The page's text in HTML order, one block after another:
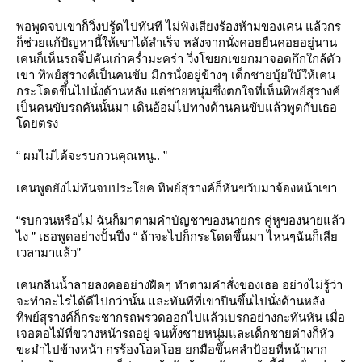
พอพูดจบเขาก็วิ่งปรู้ดไปทันที ไม่ฟังเสียงร้องห้ามของเคน แล้วกร
ก็ช่วยแก้ปัญหานี้ให้เขาได้สำเร็จ หลังจากนั่งคอยยืนคอยอยู่นาน
เคนก็เห็นรถจิ๊ปคันเก่าคร่ำมะคร่า วิ่งโขยกเขยกมาจอดกึกใกล้ตัว
เขา ทิพย์สุรางค์เป็นคนขับ มีกรนั่งอยู่ข้างๆ เด็กชายบุ้ยใบ้ให้เคน
กระโดดขึ้นไปนั่งด้านหลัง แต่ชายหนุ่มซึ่งตกใจที่เห็นทิพย์สุรางค์
เป็นคนขับรถคันนั้นมา เดินอ้อมไปทางด้านคนขับแล้วพูดกับเธอ
ดยตรง
“ ผมไม่ได้จะรบกวนคุณหนู.. ”
เคนพูดยังไม่ทันจบประโยค ทิพย์สุรางค์ก็หันขวับมาจ้องหน้าเขา
“รบกวนหรือไม่ ฉันก็มาตามคำบัญชาของนายกร คู่หูของนายแล้ว
ไง ” เธอพูดอย่างปั้นปึ่ง “ ถ้าจะไปก็กระโดดขึ้นมา ไหนๆฉันก็เสี
เวลามาแล้ว”
เคนกลืนน้ำลายลงคออย่างฝืดๆ ทำตามคำสั่งของเธอ อย่างไม่รู้ว่า
จะทำอะไรได้ดีไปกว่านั้น และทันทีที่เขาปีนขึ้นไปนั่งด้านหลัง
ทิพย์สุรางค์ก็กระชากรถพรวดออกไปแล้วเบรกอย่างกะทันหัน เมื่อ
เจอตอไม้ที่ขวางหน้ารถอยู่ จนทั้งชายหนุ่มและเด็กชายต่างก็หัว
ขะมำไปข้างหน้า กรร้องโอดโอย ยกมือขึ้นคลำป้อยที่หน้าผาก